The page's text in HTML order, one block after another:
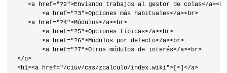
<a href="?2">Enviando trabajos al gestor de colas</
<a href="?3">Opciones más habituales</a><br>
<a href="?4">Módulos</a><br>
<a href="?5">Opciones típicas</a><br>
<a href="?6">Módulos por defecto</a><br>
<a href="?7">Otros módulos de interés</a><br>
</p>
<h1><a href="/ciuv/cas/zcalculo/index.wiki">[<]</a>